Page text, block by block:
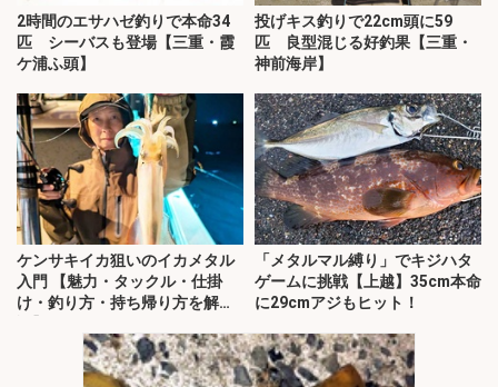
2時間のエサハゼ釣りで本命34
匹 シーバスも登場【三重・霞
ケ浦ふ頭】
投げキス釣りで22cm頭に59
匹 良型混じる好釣果【三重・
神前海岸】
ケンサキイカ狙いのイカメタル
入門 【魅力・タックル・仕掛
け・釣り方・持ち帰り方を解
「メタルマル縛り」でキジハタ
ゲームに挑戦【上越】35cm本命
に29cmアジもヒット！